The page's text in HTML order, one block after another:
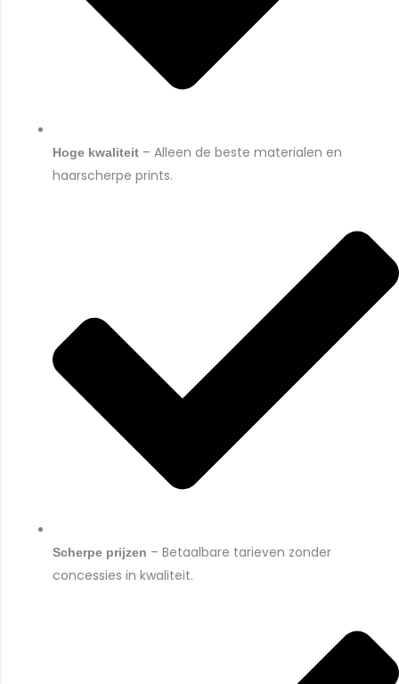
Hoge kwaliteit – Alleen de beste materialen en
haarscherpe prints.
Scherpe prijzen – Betaalbare tarieven zonder
concessies in kwaliteit.